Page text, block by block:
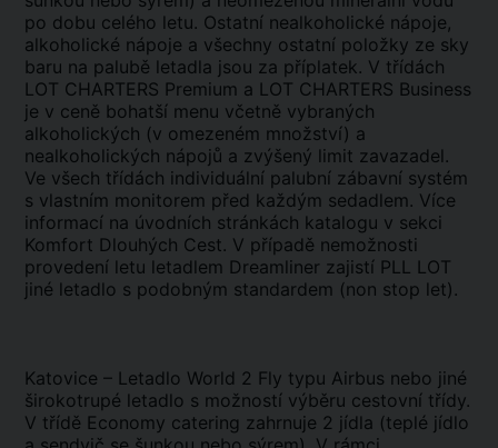
po dobu celého letu. Ostatní nealkoholické nápoje,
alkoholické nápoje a všechny ostatní položky ze sky
baru na palubě letadla jsou za příplatek. V třídách
LOT CHARTERS Premium a LOT CHARTERS Business
je v ceně bohatší menu včetně vybraných
alkoholických (v omezeném množství) a
nealkoholických nápojů a zvýšený limit zavazadel.
Ve všech třídách individuální palubní zábavní systém
s vlastním monitorem před každým sedadlem. Více
informací na úvodních stránkách katalogu v sekci
Komfort Dlouhých Cest. V případě nemožnosti
provedení letu letadlem Dreamliner zajistí PLL LOT
jiné letadlo s podobným standardem (non stop let).
Katovice – Letadlo World 2 Fly typu Airbus nebo jiné
širokotrupé letadlo s možností výběru cestovní třídy.
V třídě Economy catering zahrnuje 2 jídla (teplé jídlo